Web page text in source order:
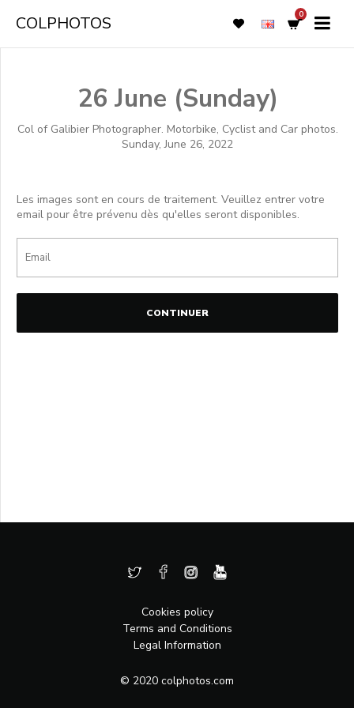
COLPHOTOS 0
26 June (Sunday)
Col of Galibier Photographer. Motorbike, Cyclist and Car photos.
Sunday, June 26, 2022
Les images sont en cours de traitement. Veuillez entrer votre
email pour être prévenu dès qu'elles seront disponibles.
CONTINUER
Cookies policy
Terms and Conditions
Legal Information
© 2020 colphotos.com